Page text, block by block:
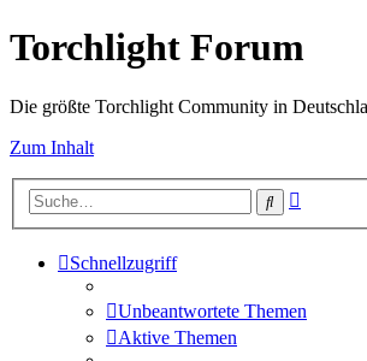
Torchlight Forum
Die größte Torchlight Community in
Zum Inhalt
Suche
Schnellzugriff
Unbeantwortete Themen
Aktive Themen